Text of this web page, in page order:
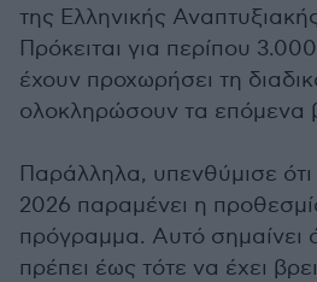
της Ελληνικής
Πρόκειται για περίπου
έχουν προχωρήσει τη
ολοκληρώσουν τα επόμενα
Παράλληλα, υπενθύμισε ότι
2026 παραμένει η
πρόγραμμα. Αυτό σημαίνει
πρέπει έως τότε να έχει